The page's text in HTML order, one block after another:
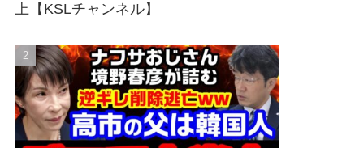
上【KSLチャンネル】